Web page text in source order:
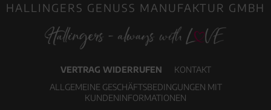
HALLINGERS GENUSS MANUFAKTUR GMBH
VERTRAG WIDERRUFEN
KONTAKT
ALLGEMEINE GESCHÄFTSBEDINGUNGEN MIT
KUNDENINFORMATIONEN